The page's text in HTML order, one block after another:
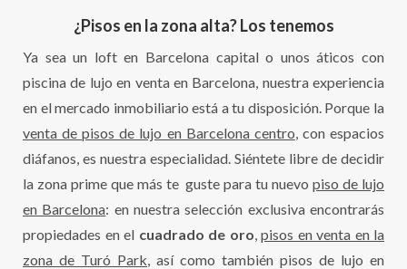
¿Pisos en la zona alta? Los tenemos
Ya sea un loft en Barcelona capital o unos áticos con
piscina de lujo en venta en Barcelona, nuestra experiencia
en el mercado inmobiliario está a tu disposición. Porque la
venta de pisos de lujo en Barcelona centro, con espacios
diáfanos, es nuestra especialidad. Siéntete libre de decidir
la zona prime que más te guste para tu nuevopiso de lujo
en Barcelona: en nuestra selección exclusiva encontrarás
propiedades en el cuadrado de oro, pisos en venta en la
zona de Turó Park, así como también pisos de lujo en